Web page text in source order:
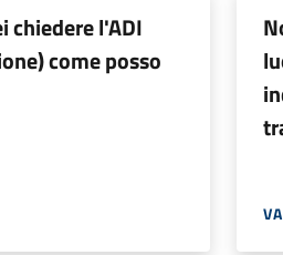
chiedere l'ADI
come posso